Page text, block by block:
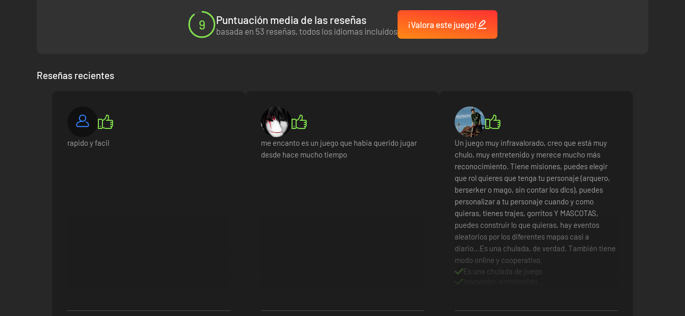
¡Diseña tu propia isla! ¡
Crea INCREÍBLES estructuras rápida y fácilmente en el modo creativo y compártelas con tus amigos en Steam Workshop!
9 Puntuación media de las reseñas
basada en 53 reseñas, todos los idiomas incluidos
¡Valora este juego!
Reseñas recientes
rapido y facil
me encanto es un juego que habia querido jugar
desde hace mucho tiempo
Un juego muy infravalorado, creo que está muy
chulo, muy entretenido y merece mucho más
reconocimiento. Tiene misiones, puedes elegir
que rol quieres que tenga tu personaje (arquero,
berserker o mago, sin contar los dlcs), puedes
personalizar a tu personaje cuando y como
quieras, tienes trajes, gorritos Y MASCOTAS,
puedes construir lo que quieras, hay eventos
aleatorios por los diferentes mapas casi a
diario...Es una chulada, de verdad. También tiene
modo online y cooperativo.
Es una chulada de juego
Innovador, entretenido...